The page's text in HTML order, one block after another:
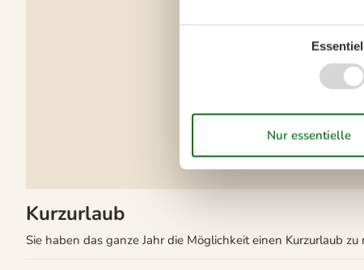
Nationales Fernsehen
Terrasse
Kurzurlaub
Sie haben das ganze Jahr die Möglichkeit einen Kurzurlaub zu